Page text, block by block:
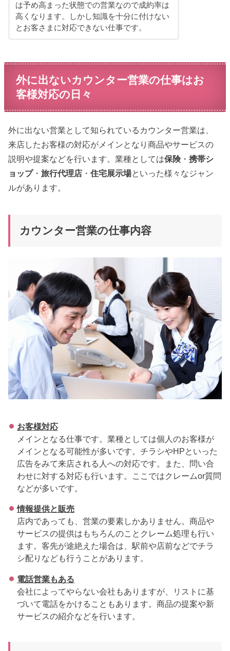
は予め高まった状態での営業なので成約率は
高くなります。しかし知識を十分に付けない
とお客さまに対応できない仕事です。
外に出ないカウンター営業の仕事はお
客様対応の日々
外に出ない営業として知られているカウンター営業は、
来店したお客様の対応がメインとなり商品やサービスの
説明や提案などを行います。業種としては保険・携帯シ
ョップ・旅行代理店 ・住宅展示場といった様々なジャン
ルがあります。
カウンター営業の仕事内容
お客様対応
メインとなる仕事です。業種としては個人のお客様が
メインとなる可能性が多いです。チラシやHPといった
広告をみて来店される人への対応です。また、問い合
わせに対する対応も行います。ここではクレームor質問
などが多いです。
情報提供と販売
店内であっても、営業の要素しかありません。商品や
サービスの提供はもちろんのことクレーム処理も行い
ます。客先が途絶えた場合は、駅前や店前などでチラ
シ配りなども行うことがあります。
電話営業もある
会社によってやらない会社もありますが、リストに基
づいて電話をかけることもあります。商品の提案や新
サービスの紹介などを行います。